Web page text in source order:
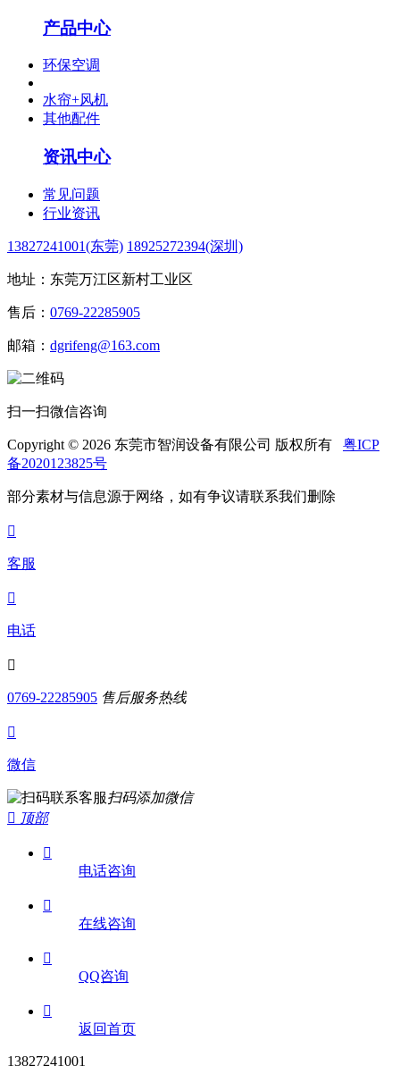
产品中心
环保空调
水帘+风机
其他配件
资讯中心
常见问题
行业资讯
13827241001(东莞) 18925272394(深圳)
地址：东莞万江区新村工业区
售后： 0769-22285905
邮箱： dgrifeng@163.com
扫一扫微信咨询
Copyright © 2026 东莞市智润设备有限公司 版权所有 粤ICP
备2020123825号
部分素材与信息源于网络，如有争议请联系我们删除

客服

电话

0769-22285905 售后服务热线

微信
扫码添加微信
 顶部

电话咨询

在线咨询

QQ咨询

返回首页
13827241001